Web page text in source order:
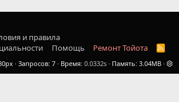
и правила
Помощь Ремонт Тойота
R
S
S
Запросов 7 Время 0.0332s Память 3.04MB